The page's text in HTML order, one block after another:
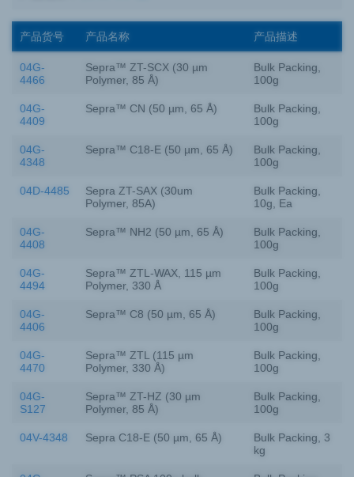
产品货号 产品名称 产品描述
04G-
4466
Sepra™ ZT-SCX (30 µm
Polymer, 85 Å)
Bulk Packing,
100g
04G-
4409
Sepra™ CN (50 µm, 65 Å)
Bulk Packing,
100g
04G-
4348
Sepra™ C18-E (50 µm, 65 Å)
Bulk Packing,
100g
04D-4485
Sepra ZT-SAX (30um
Polymer, 85A)
Bulk Packing,
10g, Ea
04G-
4408
Sepra™ NH2 (50 µm, 65 Å)
Bulk Packing,
100g
04G-
4494
Sepra™ ZTL-WAX, 115 µm
Polymer, 330 Å
Bulk Packing,
100g
04G-
4406
Sepra™ C8 (50 µm, 65 Å)
Bulk Packing,
100g
04G-
4470
Sepra™ ZTL (115 µm
Polymer, 330 Å)
Bulk Packing,
100g
04G-
S127
Sepra™ ZT-HZ (30 µm
Polymer, 85 Å)
Bulk Packing,
100g
04V-4348 Sepra C18-E (50 µm, 65 Å)
Bulk Packing, 3
kg